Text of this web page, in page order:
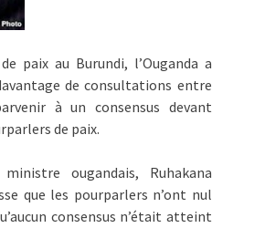
paix au Burundi, l’Ouganda a
de consultations entre
à un consensus devant
de paix.
ougandais, Ruhakana
que les pourparlers n’ont nul
consensus n’était atteint